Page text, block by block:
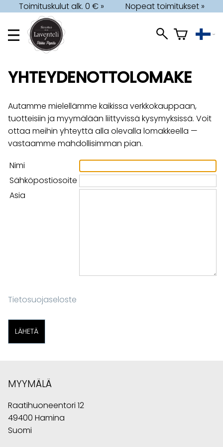
Toimituskulut alk. 0 € » Nopeat toimitukset »
YHTEYDENOTTOLOMAKE
Autamme mielellämme kaikissa verkkokauppaan,
tuotteisiin ja myymälään liittyvissä kysymyksissä. Voit
ottaa meihin yhteyttä alla olevalla lomakkeella —
vastaamme mahdollisimman pian.
Nimi
Sähköpostiosoite
Asia
Tietosuojaseloste
MYYMÄLÄ
Raatihuoneentori 12
49400 Hamina
Suomi